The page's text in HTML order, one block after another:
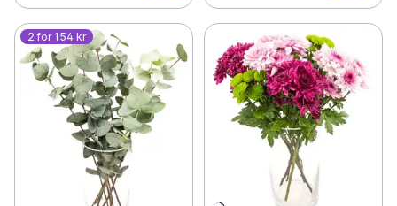
2 for 154 kr